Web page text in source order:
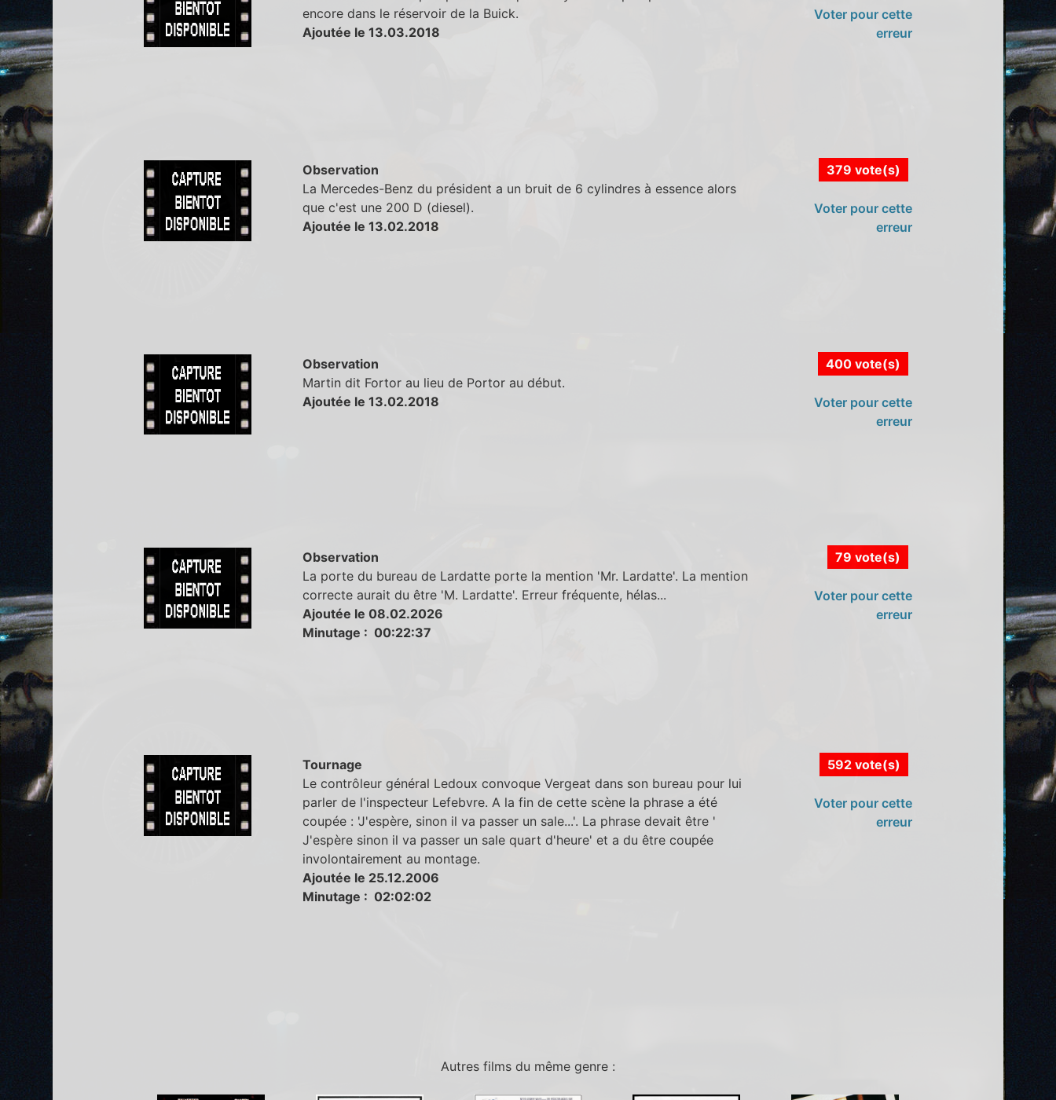
encore dans le réservoir de la Buick.
Ajoutée le 13.03.2018
Voter pour cette
erreur
Observation
La Mercedes-Benz du président a un bruit de 6 cylindres à essence alors
que c'est une 200 D (diesel).
Ajoutée le 13.02.2018
379 vote(s)
Voter pour cette
erreur
Observation
Martin dit Fortor au lieu de Portor au début.
Ajoutée le 13.02.2018
400 vote(s)
Voter pour cette
erreur
Observation
La porte du bureau de Lardatte porte la mention 'Mr. Lardatte'. La mention
correcte aurait du être 'M. Lardatte'. Erreur fréquente, hélas...
Ajoutée le 08.02.2026
Minutage : 00:22:37
79 vote(s)
Voter pour cette
erreur
Tournage
Le contrôleur général Ledoux convoque Vergeat dans son bureau pour lui
parler de l'inspecteur Lefebvre. A la fin de cette scène la phrase a été
coupée : 'J'espère, sinon il va passer un sale...'. La phrase devait être '
J'espère sinon il va passer un sale quart d'heure' et a du être coupée
involontairement au montage.
Ajoutée le 25.12.2006
Minutage : 02:02:02
592 vote(s)
Voter pour cette
erreur
Autres films du même genre :